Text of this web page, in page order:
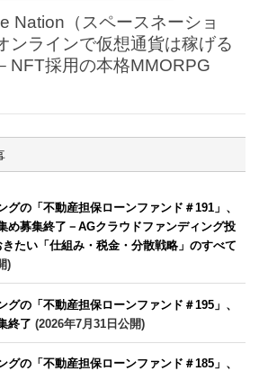
Nation（スペースネーショ
ンラインで仮想通貨は稼げる
NFT採用の本格MMORPG
グの「不動産担保ローンファンド＃191」、
め募集終了－AGクラウドファンディング投
たい「仕組み・税金・分散戦略」のすべて
)
グの「不動産担保ローンファンド＃195」、
終了 (2026年7月31日公開)
グの「不動産担保ローンファンド＃185」、